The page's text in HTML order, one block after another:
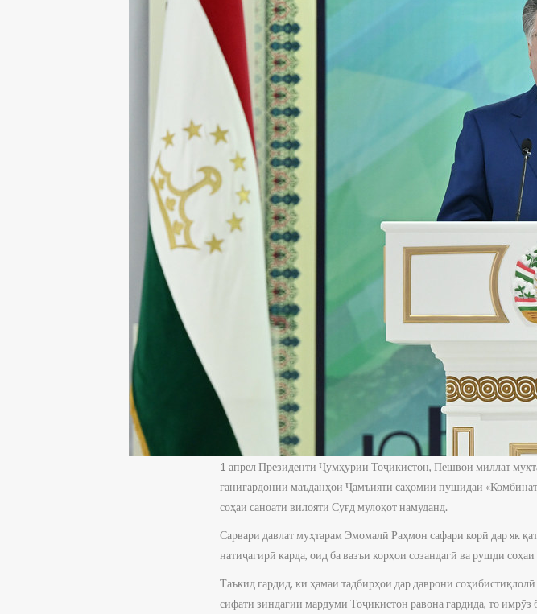
1 апрел Президенти Ҷумҳурии Тоҷикистон, Пешвои миллат
ғанигардонии маъданҳои Ҷамъияти саҳомии пӯшидаи
соҳаи саноати вилояти Суғд мулоқот намуданд.
Сарвари давлат муҳтарам Эмомалӣ Раҳмон сафари корӣ дар як
натиҷагирӣ карда, оид ба вазъи корҳои созандагӣ ва рушди
Таъкид гардид, ки ҳамаи тадбирҳои дар даврони
сифати зиндагии мардуми Тоҷикистон равона гардида, то